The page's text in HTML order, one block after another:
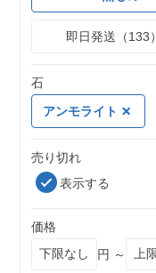
即日発送（133）
石
アンモライト
売り切れ
表示する
価格
円 ～